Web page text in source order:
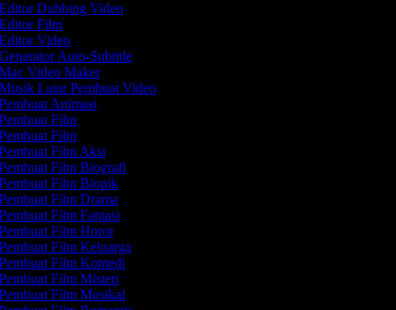
Dubbing Video
Film
Video
Auto-Subtitle
Video Maker
Latar Pembuat Video
Animasi
Film
Film
Film Aksi
Film Biografi
Film Biopik
Film Drama
Film Fantasi
Film Horor
Film Keluarga
Film Komedi
Film Misteri
Film Musikal